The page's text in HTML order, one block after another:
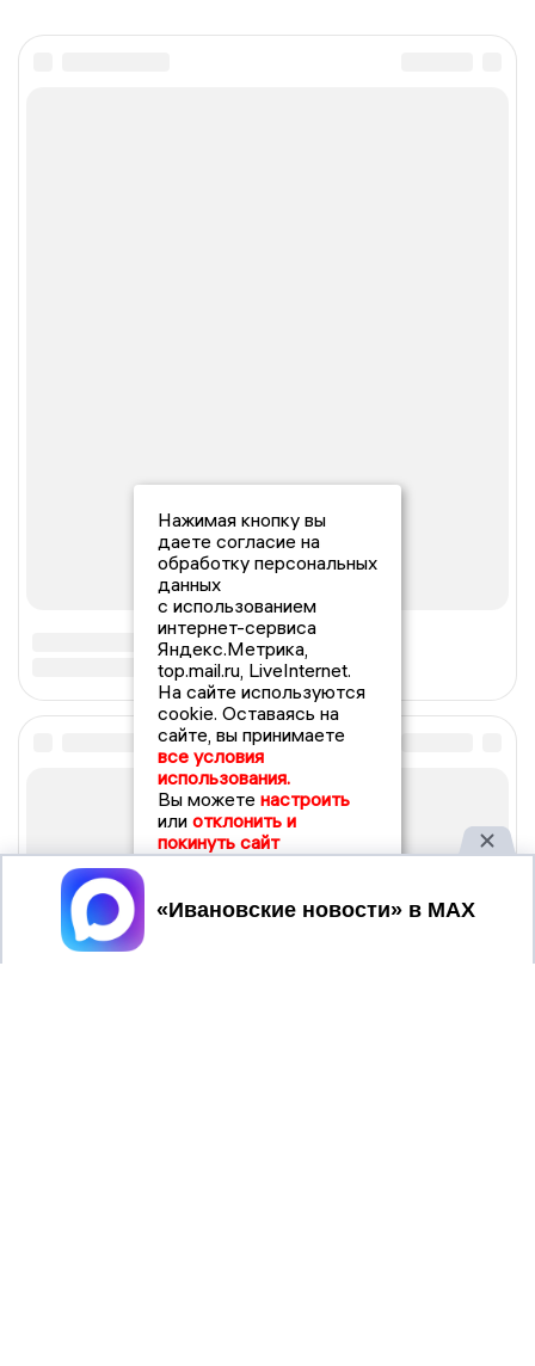
Нажимая кнопку вы
даете согласие на
обработку персональных
данных
с использованием
интернет-сервиса
Яндекс.Метрика,
top.mail.ru, LiveInternet.
На сайте используются
cookie. Оставаясь на
сайте, вы принимаете
все условия
использования.
Вы можете настроить
или отклонить и
покинуть сайт
Принять